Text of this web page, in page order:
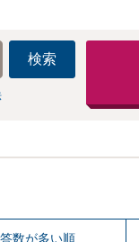
検索
数が多い順